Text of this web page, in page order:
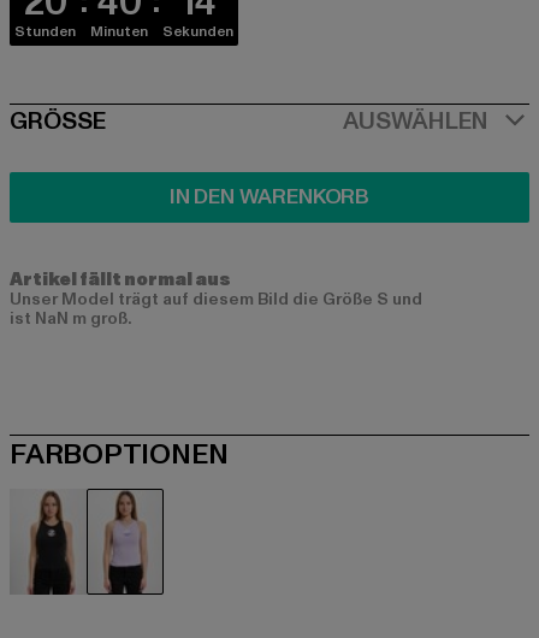
Stunden Minuten Sekunden
SIZE
GRÖSSE AUSWÄHLEN
IN DEN WARENKORB
Artikel fällt normal aus
Unser Model trägt auf diesem Bild die Größe S und
ist NaN m groß.
FARBOPTIONEN